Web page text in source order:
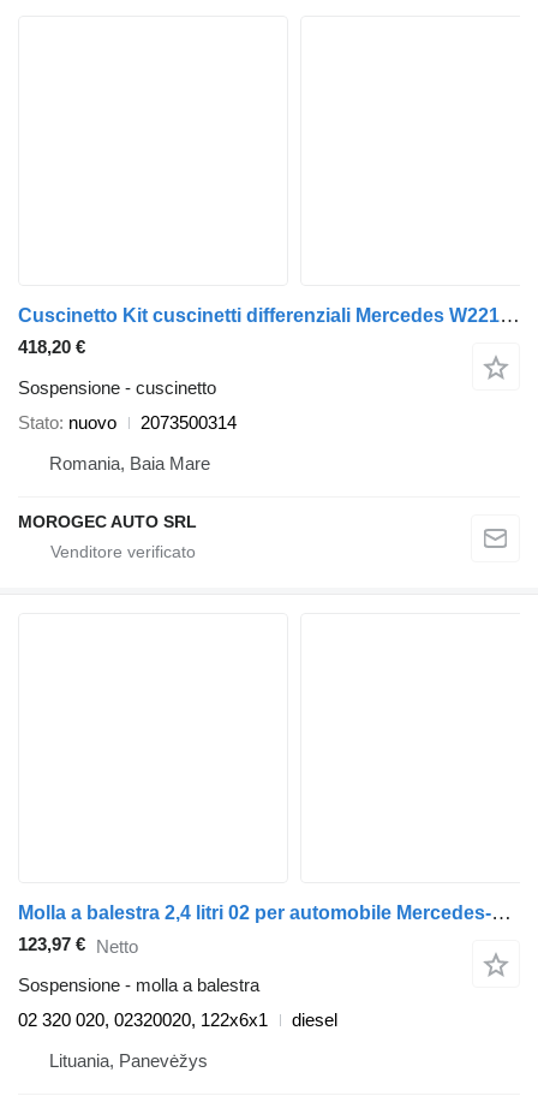
Cuscinetto Kit cuscinetti differenziali Mercedes W221; W211; W204; W166 A 2073500314 per automobile Mercedes-Benz W221; W211; W204; W166
418,20 €
Sospensione - cuscinetto
Stato nuovo
2073500314
Romania, Baia Mare
MOROGEC AUTO SRL
Molla a balestra 2,4 litri 02 per automobile Mercedes-Benz 207 D/307 D/407 D
123,97 € Netto
Sospensione - molla a balestra
02 320 020, 02320020, 122x6x1
diesel
Lituania, Panevėžys